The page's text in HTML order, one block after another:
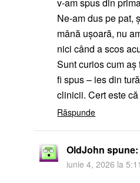
Ne-am dus pe pat,
mână ușoară, nu
nici când a scos
Sunt curios cum
fi spus – ies din
clinicii. Cert este
Răspunde
OldJohn spune:
iunie 4, 2026 la